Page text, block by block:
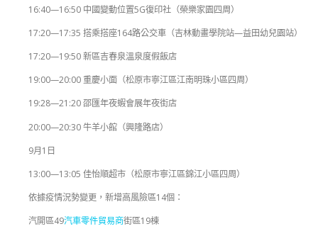
16:40—16:50 中國變動位置5G復印社（榮樂家園四周）
17:20—17:35 搭乘搭座164路公交車（吉林動畫學院站—益田幼兒園站）
17:20—19:50 新區吉春泉溫泉度假飯店
19:00—20:00 重慶小面（松原市寧江區江南明珠小區四周）
19:28—21:20 邵匯年夜蝦會展年夜街店
20:00—20:30 牛羊小館（興隆路店）
9月1日
13:00—13:05 佳怡順超市（松原市寧江區錦江小區四周）
依據疫情況勢變更，新增高風險區14個：
汽開區49汽車零件貿易商街區19棟